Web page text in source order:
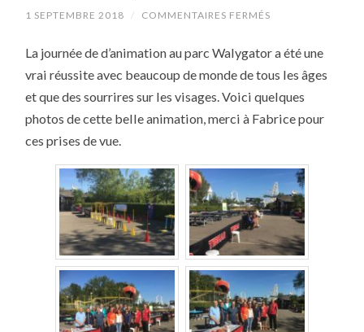
1 SEPTEMBRE 2018 / COMMENTAIRES FERMÉS
:
PHOTOS
CETTE
JOURNÉE
La journée de d’animation au parc Walygator a été une
vrai réussite avec beaucoup de monde de tous les âges
et que des sourrires sur les visages. Voici quelques
photos de cette belle animation, merci à Fabrice pour
ces prises de vue.